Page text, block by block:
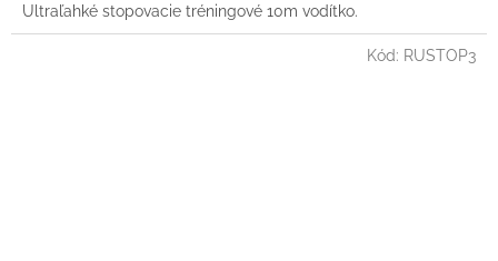
Ultraľahké stopovacie tréningové 10m vodítko.
Kód: RUSTOP3